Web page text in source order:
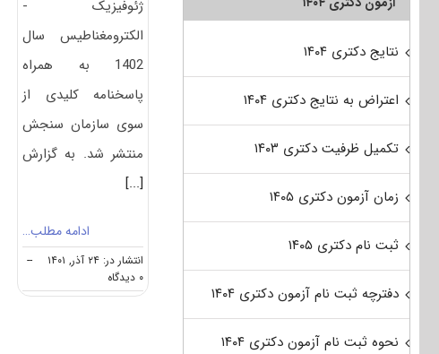
ژئوفیزیک -
الکترومغناطیس سال
1402 به همراه
پاسخنامه کلیدی از
سوی سازمان سنجش
منتشر شد. به گزارش
[...]
ادامه مطلب…
انتشار در: ۲۴ آذر, ۱۴۰۱
--
۰ دیدگاه
on
سوالات
نتایج دکتری ۱۴۰۴
اعتراض به نتایج دکتری ۱۴۰۴
تکمیل ظرفیت دکتری ۱۴۰۳
زمان آزمون دکتری ۱۴۰۵
ثبت نام دکتری ۱۴۰۵
دفترچه ثبت نام آزمون دکتری ۱۴۰۴
نحوه ثبت نام آزمون دکتری ۱۴۰۴